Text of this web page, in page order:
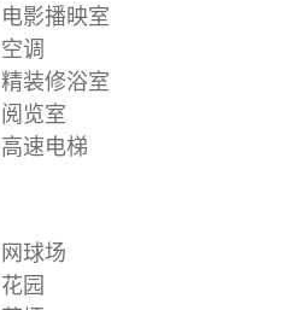
电影播映室
空调
精装修浴室
阅览室
高速电梯
网球场
花园